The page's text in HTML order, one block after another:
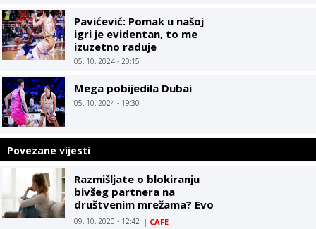
Pavićević: Pomak u našoj
igri je evidentan, to me
izuzetno raduje
05. 10. 2024 - 20:15
Mega pobijedila Dubai
05. 10. 2024 - 19:30
Povezane vijesti
Razmišljate o blokiranju
bivšeg partnera na
društvenim mrežama? Evo
kako donijeti konačnu
09. 10. 2020 - 12:42 | CAFE